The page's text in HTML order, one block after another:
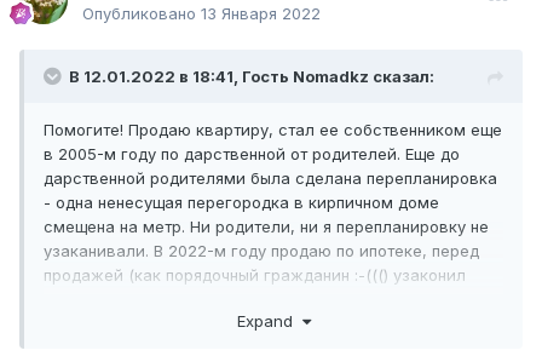
Опубликовано 13 Января 2022
В 12.01.2022 в 18:41, Гость Nomadkz сказал:
Помогите! Продаю квартиру, стал ее собственником еще
в 2005-м году по дарственной от родителей. Еще до
дарственной родителями была сделана перепланировка
- одна ненесущая перегородка в кирпичном доме
смещена на метр. Ни родители, ни я перепланировку не
узаканивали. В 2022-м году продаю по ипотеке, перед
продажей (как порядочный гражданин :-((() узаконил
эксплуатацию. Теперь при оформлении купли-продажи
Expand